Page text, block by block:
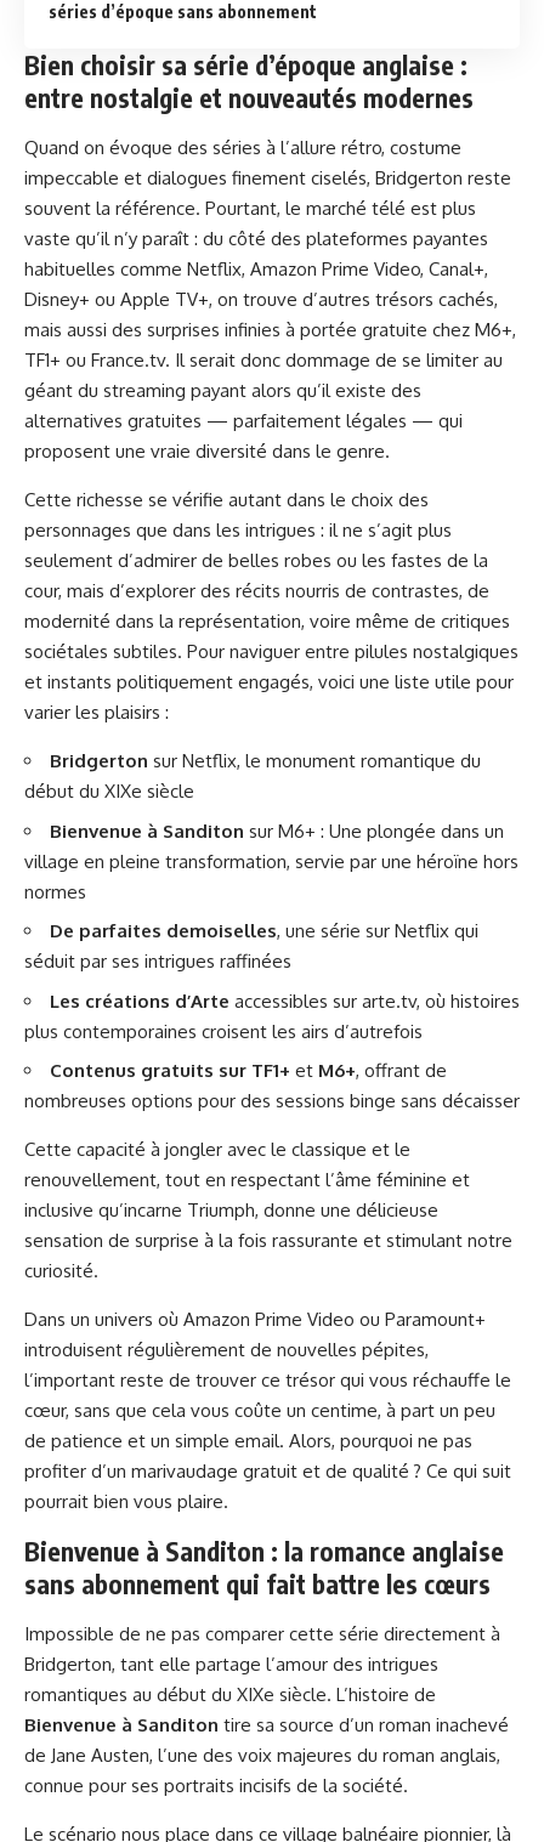
séries d’époque sans abonnement
Bien choisir sa série d’époque anglaise :
entre nostalgie et nouveautés modernes
Quand on évoque des séries à l’allure rétro, costume
impeccable et dialogues finement ciselés, Bridgerton reste
souvent la référence. Pourtant, le marché télé est plus
vaste qu’il n’y paraît : du côté des plateformes payantes
habituelles comme Netflix, Amazon Prime Video, Canal+,
Disney+ ou Apple TV+, on trouve d’autres trésors cachés,
mais aussi des surprises infinies à portée gratuite chez M6+,
TF1+ ou France.tv. Il serait donc dommage de se limiter au
géant du streaming payant alors qu’il existe des
alternatives gratuites — parfaitement légales — qui
proposent une vraie diversité dans le genre.
Cette richesse se vérifie autant dans le choix des
personnages que dans les intrigues : il ne s’agit plus
seulement d’admirer de belles robes ou les fastes de la
cour, mais d’explorer des récits nourris de contrastes, de
modernité dans la représentation, voire même de critiques
sociétales subtiles. Pour naviguer entre pilules nostalgiques
et instants politiquement engagés, voici une liste utile pour
varier les plaisirs :
Bridgerton sur Netflix, le monument romantique du
début du XIXe siècle
Bienvenue à Sanditon sur M6+ : Une plongée dans un
village en pleine transformation, servie par une héroïne hors
normes
De parfaites demoiselles, une série sur Netflix qui
séduit par ses intrigues raffinées
Les créations d’Arte accessibles sur arte.tv, où histoires
plus contemporaines croisent les airs d’autrefois
Contenus gratuits sur TF1+ et M6+, offrant de
nombreuses options pour des sessions binge sans décaisser
Cette capacité à jongler avec le classique et le
renouvellement, tout en respectant l’âme féminine et
inclusive qu’incarne Triumph, donne une délicieuse
sensation de surprise à la fois rassurante et stimulant notre
curiosité.
Dans un univers où Amazon Prime Video ou Paramount+
introduisent régulièrement de nouvelles pépites,
l’important reste de trouver ce trésor qui vous réchauffe le
cœur, sans que cela vous coûte un centime, à part un peu
de patience et un simple email. Alors, pourquoi ne pas
profiter d’un marivaudage gratuit et de qualité ? Ce qui suit
pourrait bien vous plaire.
Bienvenue à Sanditon : la romance anglaise
sans abonnement qui fait battre les cœurs
Impossible de ne pas comparer cette série directement à
Bridgerton, tant elle partage l’amour des intrigues
romantiques au début du XIXe siècle. L’histoire de
Bienvenue à Sanditon tire sa source d’un roman inachevé
de Jane Austen, l’une des voix majeures du roman anglais,
connue pour ses portraits incisifs de la société.
Le scénario nous place dans ce village balnéaire pionnier, là